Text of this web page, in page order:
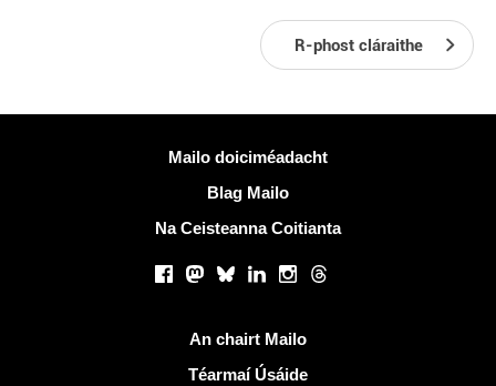
R-phost cláraithe
Mailo doiciméadacht
Blag Mailo
Na Ceisteanna Coitianta
Facebook
Mastodon
BlueskyLinkedInInstagram
Threads
An chairt Mailo
Téarmaí Úsáide